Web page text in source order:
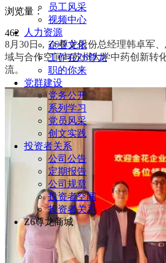
员工风采
视频中心
人力资源
企业文化
工作在Z6尊龙
职的你来
党群建设
党务公开
系列学习
党员风采
创文实践
投资者关系
公司公告
定期报告
公司规章
投资者空间
投资者关系
Z6尊龙商城
浏览量：
462
8月30日，Z6尊龙股份总经理韩卓军
域与合作空间与苏州大学中药创新转
流。